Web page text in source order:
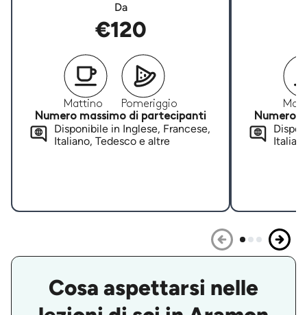
Da
€120
Mattino
Pomeriggio
Numero massimo di partecipanti
Disponibile in Inglese, Francese,
Italiano, Tedesco e altre
Numero
Cosa aspettarsi nelle